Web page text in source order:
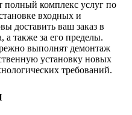
полный комплекс услуг по
входных и
доставить ваш заказ в
также за его пределы.
выполнят демонтаж
установку новых
требований.